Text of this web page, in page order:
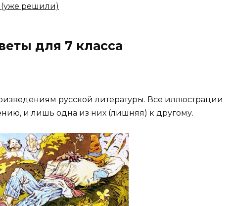
(уже решили)
для 7 класса
русской литературы. Все иллюстрации
и лишь одна из них (лишняя) к другому.